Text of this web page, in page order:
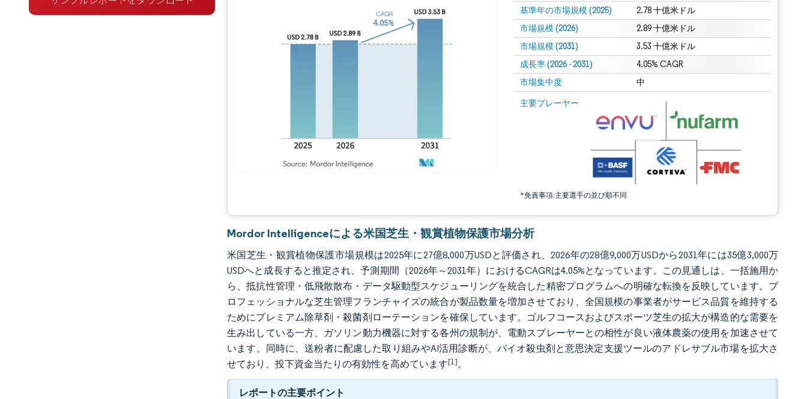
セグメント分析 基準年の市場規模 (2025) 2.78 十億米ドル
市場規模 (2026) 2.89 十億米ドル
市場規模 (2031) 3.53 十億米ドル
成長率 (2026 - 2031) 4.05% CAGR
市場集中度 中
主要プレーヤー
*免責事項:主要選手の並び順不同
画像 © Mordor Intelligence。再利用にはCC BY 4.0の表示が必要です。
画像 © Mordor Intelligence。再利用にはCC BY 4.0の表示が必要です。
Mordor Intelligenceによる米国芝生・観賞植物保護市場分析
米国芝生・観賞植物保護市場規模は2025年に27億8,000万USDと評価され、2026年の28億9,000万USDから2031年には35億3,000万
USDへと成長すると推定され、予測期間（2026年～2031年）におけるCAGRは4.05%となっています。この見通しは、一括施用か
ら、抵抗性管理・低飛散散布・データ駆動型スケジューリングを統合した精密プログラムへの明確な転換を反映しています。プ
ロフェッショナルな芝生管理フランチャイズの統合が製品数量を増加させており、全国規模の事業者がサービス品質を維持する
ためにプレミアム除草剤・殺菌剤ローテーションを確保しています。ゴルフコースおよびスポーツ芝生の拡大が構造的な需要を
生み出している一方、ガソリン動力機器に対する各州の規制が、電動スプレーヤーとの相性が良い液体農薬の使用を加速させて
います。同時に、送粉者に配慮した取り組みやAI活用診断が、バイオ殺虫剤と意思決定支援ツールのアドレサブル市場を拡大さ
せており、投下資金当たりの有効性を高めています[1]。
レポートの主要ポイント